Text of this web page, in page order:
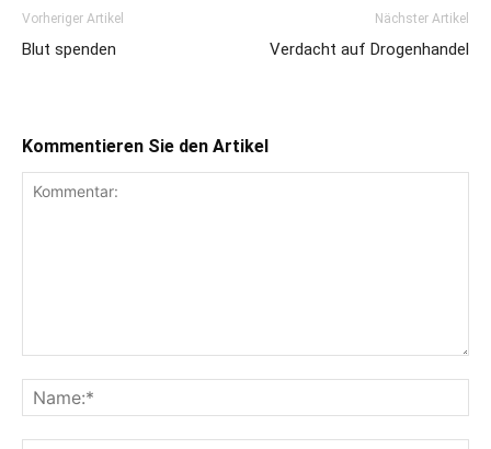
Vorheriger Artikel
Blut spenden
Nächster Artikel
Verdacht auf Drogenhandel
Kommentieren Sie den Artikel